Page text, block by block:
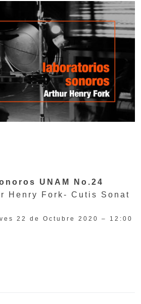
UNAM No.24
Henry Fork- Cutis Sonat
22 de Octubre 2020 – 12:00